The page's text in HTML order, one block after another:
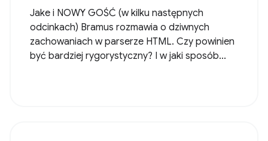
Jake i NOWY GOŚĆ (w kilku następnych
odcinkach) Bramus rozmawia o dziwnych
zachowaniach w parserze HTML. Czy powinien
być bardziej rygorystyczny? I w jaki sposób...